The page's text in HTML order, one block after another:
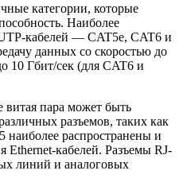
категории, которые
Наиболее
кабелей — CAT5e, CAT6 и
данных со скоростью до
10 Гбит/сек (для CAT6 и
витая пара может быть
разъемов, таких как
наиболее распространены и
Ethernet-кабелей. Разъемы RJ-
линий и аналоговых